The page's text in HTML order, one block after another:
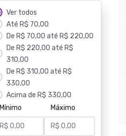
Ver todos
Até R$ 70,00
De R$ 70,00 até R$ 220,00
De R$ 220,00 até R$
310,00
De R$ 310,00 até R$
330,00
Acima de R$ 330,00
Mínimo
Máximo